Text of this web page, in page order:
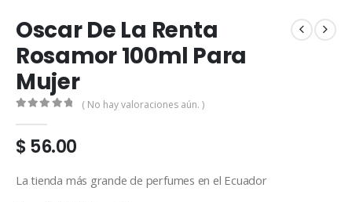
Oscar De La Renta
Rosamor 100ml Para
Mujer
( No hay valoraciones aún. )
$56.00
La tienda más grande de perfumes en el Ecuador